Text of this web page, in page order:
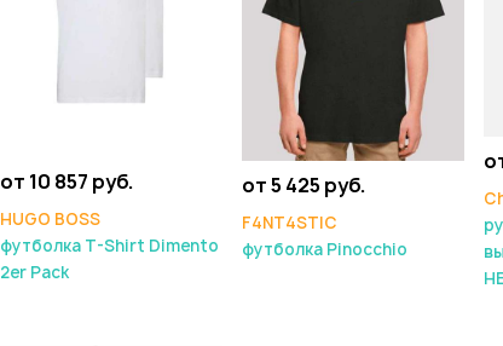
от 10 857 руб.
HUGO BOSS
футболка T-Shirt Dimento
2er Pack
от 5 425 руб.
F4NT4STIC
футболка Pinocchio